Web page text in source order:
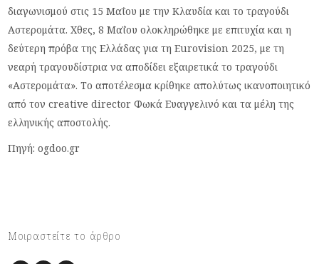
διαγωνισμού στις 15 Μαΐου με την Κλαυδία και το τραγούδι
Αστερομάτα. Xθες, 8 Μαΐου ολοκληρώθηκε με επιτυχία και η
δεύτερη πρόβα της Ελλάδας για τη Eurovision 2025, με τη
νεαρή τραγουδίστρια να αποδίδει εξαιρετικά το τραγούδι
«Αστερομάτα». Το αποτέλεσμα κρίθηκε απολύτως ικανοποιητικό
από τον creative director Φωκά Ευαγγελινό και τα μέλη της
ελληνικής αποστολής.
Πηγή: ogdoo.gr
Μοιραστείτε το άρθρο